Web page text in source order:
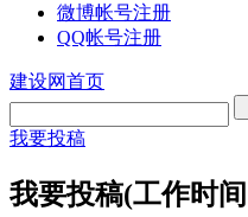
微博帐号注册
QQ帐号注册
建设网首页
我要投稿
我要投稿(工作时